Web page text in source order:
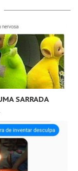
SARRADA